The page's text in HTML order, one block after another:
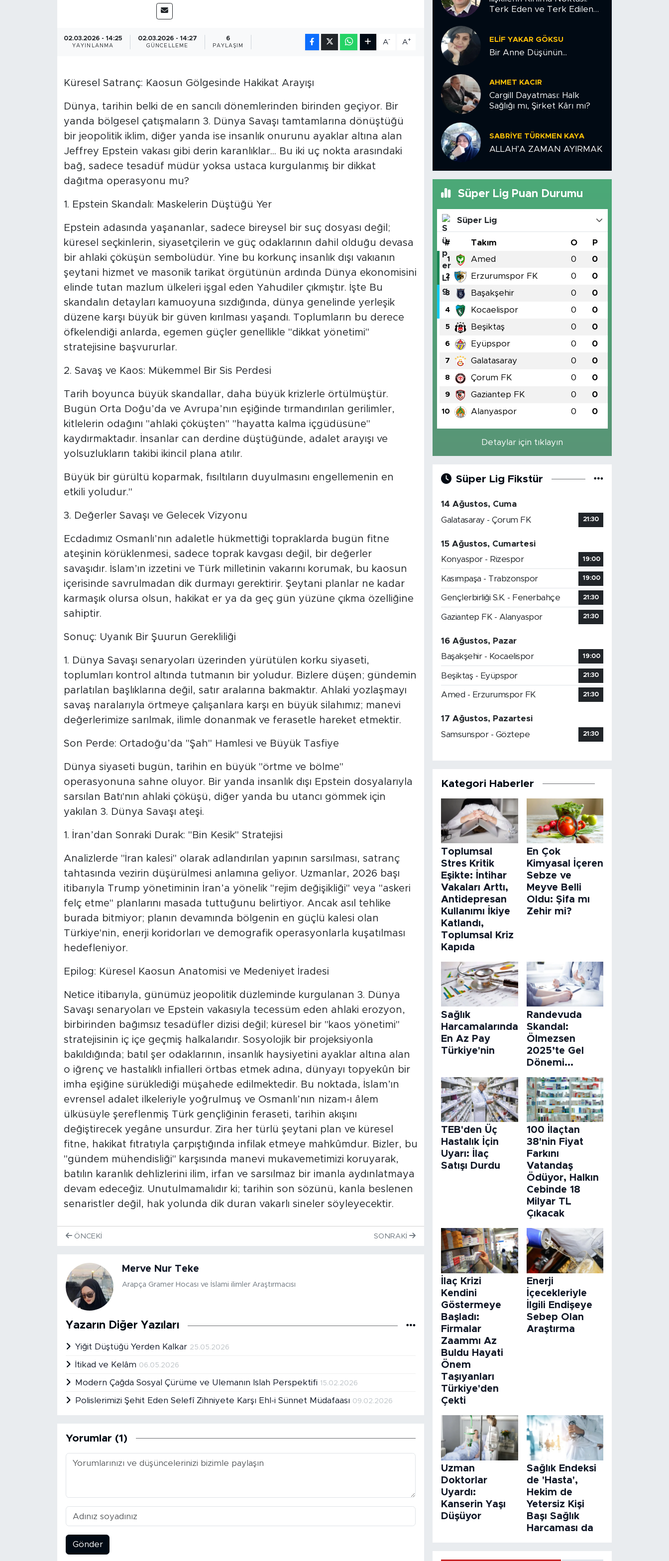
02.03.2026 - 14:25
YAYINLANMA
02.03.2026 - 14:27
GÜNCELLEME
6
PAYLAŞIM
A- A+
Küresel Satranç: Kaosun Gölgesinde Hakikat Arayışı
Dünya, tarihin belki de en sancılı dönemlerinden birinden geçiyor. Bir
yanda bölgesel çatışmaların 3. Dünya Savaşı tamtamlarına dönüştüğü
bir jeopolitik iklim, diğer yanda ise insanlık onurunu ayaklar altına alan
Jeffrey Epstein vakası gibi derin karanlıklar... Bu iki uç nokta arasındaki
bağ, sadece tesadüf müdür yoksa ustaca kurgulanmış bir dikkat
dağıtma operasyonu mu?
1. Epstein Skandalı: Maskelerin Düştüğü Yer
Epstein adasında yaşananlar, sadece bireysel bir suç dosyası değil;
küresel seçkinlerin, siyasetçilerin ve güç odaklarının dahil olduğu devasa
bir ahlaki çöküşün sembolüdür. Yine bu korkunç insanlık dışı vakıanın
şeytani hizmet ve masonik tarikat örgütünün ardında Dünya ekonomisini
elinde tutan mazlum ülkeleri işgal eden Yahudiler çıkmıştır. İşte Bu
skandalın detayları kamuoyuna sızdığında, dünya genelinde yerleşik
düzene karşı büyük bir güven kırılması yaşandı. Toplumların bu derece
öfkelendiği anlarda, egemen güçler genellikle "dikkat yönetimi"
stratejisine başvururlar.
2. Savaş ve Kaos: Mükemmel Bir Sis Perdesi
Tarih boyunca büyük skandallar, daha büyük krizlerle örtülmüştür.
Bugün Orta Doğu’da ve Avrupa’nın eşiğinde tırmandırılan gerilimler,
kitlelerin odağını "ahlaki çöküşten" "hayatta kalma içgüdüsüne"
kaydırmaktadır. İnsanlar can derdine düştüğünde, adalet arayışı ve
yolsuzlukların takibi ikincil plana atılır.
Büyük bir gürültü koparmak, fısıltıların duyulmasını engellemenin en
etkili yoludur."
3. Değerler Savaşı ve Gelecek Vizyonu
Ecdadımız Osmanlı’nın adaletle hükmettiği topraklarda bugün fitne
ateşinin körüklenmesi, sadece toprak kavgası değil, bir değerler
savaşıdır. İslam’ın izzetini ve Türk milletinin vakarını korumak, bu kaosun
içerisinde savrulmadan dik durmayı gerektirir. Şeytani planlar ne kadar
karmaşık olursa olsun, hakikat er ya da geç gün yüzüne çıkma özelliğine
sahiptir.
Sonuç: Uyanık Bir Şuurun Gerekliliği
1. Dünya Savaşı senaryoları üzerinden yürütülen korku siyaseti,
toplumları kontrol altında tutmanın bir yoludur. Bizlere düşen; gündemin
parlatılan başlıklarına değil, satır aralarına bakmaktır. Ahlaki yozlaşmayı
savaş naralarıyla örtmeye çalışanlara karşı en büyük silahımız; manevi
değerlerimize sarılmak, ilimle donanmak ve ferasetle hareket etmektir.
Son Perde: Ortadoğu’da "Şah" Hamlesi ve Büyük Tasfiye
Dünya siyaseti bugün, tarihin en büyük "örtme ve bölme"
operasyonuna sahne oluyor. Bir yanda insanlık dışı Epstein dosyalarıyla
sarsılan Batı'nın ahlaki çöküşü, diğer yanda bu utancı gömmek için
yakılan 3. Dünya Savaşı ateşi.
1. İran’dan Sonraki Durak: "Bin Kesik" Stratejisi
Analizlerde "İran kalesi" olarak adlandırılan yapının sarsılması, satranç
tahtasında vezirin düşürülmesi anlamına geliyor. Uzmanlar, 2026 başı
itibarıyla Trump yönetiminin İran’a yönelik "rejim değişikliği" veya "askeri
felç etme" planlarını masada tuttuğunu belirtiyor. Ancak asıl tehlike
burada bitmiyor; planın devamında bölgenin en güçlü kalesi olan
Türkiye'nin, enerji koridorları ve demografik operasyonlarla kuşatılması
hedefleniyor.
Epilog: Küresel Kaosun Anatomisi ve Medeniyet İradesi
Netice itibarıyla, günümüz jeopolitik düzleminde kurgulanan 3. Dünya
Savaşı senaryoları ve Epstein vakasıyla tecessüm eden ahlaki erozyon,
birbirinden bağımsız tesadüfler dizisi değil; küresel bir "kaos yönetimi"
stratejisinin iç içe geçmiş halkalarıdır. Sosyolojik bir projeksiyonla
bakıldığında; batıl şer odaklarının, insanlık haysiyetini ayaklar altına alan
o iğrenç ve hastalıklı infialleri örtbas etmek adına, dünyayı topyekûn bir
imha eşiğine sürüklediği müşahede edilmektedir. Bu noktada, İslam’ın
evrensel adalet ilkeleriyle yoğrulmuş ve Osmanlı’nın nizam-ı âlem
ülküsüyle şereflenmiş Türk gençliğinin feraseti, tarihin akışını
değiştirecek yegâne unsurdur. Zira her türlü şeytani plan ve küresel
fitne, hakikat fıtratıyla çarpıştığında infilak etmeye mahkûmdur. Bizler, bu
"gündem mühendisliği" karşısında manevi mukavemetimizi koruyarak,
batılın karanlık dehlizlerini ilim, irfan ve sarsılmaz bir imanla aydınlatmaya
devam edeceğiz. Unutulmamalıdır ki; tarihin son sözünü, kanla beslenen
senaristler değil, hak yolunda dik duran vakarlı sineler söyleyecektir.
ÖNCEKI SONRAKI
Merve Nur Teke
Arapça Gramer Hocası ve İslami ilimler Araştırmacısı
Yazarın Diğer Yazıları
Yiğit Düştüğü Yerden Kalkar 25.05.2026
İtikad ve Kelâm 06.05.2026
Modern Çağda Sosyal Çürüme ve Ulemanın Islah Perspektifi 15.02.2026
Polislerimizi Şehit Eden Selefî Zihniyete Karşı Ehl-i Sünnet Müdafaası 09.02.2026
Yorumlar (1)
Gönder
Terk Eden ve Terk Edilen
ELIF YAKAR GÖKSU
Bir Anne Düşünün...
AHMET KACIR
Cargill Dayatması: Halk
Sağlığı mı, Şirket Kârı mı?
SABRIYE TÜRKMEN KAYA
ALLAH’A ZAMAN AYIRMAK
Süper Lig Puan Durumu
Süper Lig
# Takım O P
1 Amed 0 0
2 Erzurumspor FK 0 0
3 Başakşehir 0 0
4 Kocaelispor 0 0
5 Beşiktaş 0 0
6 Eyüpspor 0 0
7 Galatasaray 0 0
8 Çorum FK 0 0
9 Gaziantep FK 0 0
10 Alanyaspor 0 0
Detaylar için tıklayın
Süper Lig Fikstür
14 Ağustos, Cuma
Galatasaray - Çorum FK
21:30
15 Ağustos, Cumartesi
Konyaspor - Rizespor
19:00
Kasımpaşa - Trabzonspor 19:00
Gençlerbirliği S.K. - Fenerbahçe 21:30
Gaziantep FK - Alanyaspor 21:30
16 Ağustos, Pazar
Başakşehir - Kocaelispor
19:00
Beşiktaş - Eyüpspor 21:30
Amed - Erzurumspor FK 21:30
17 Ağustos, Pazartesi
Samsunspor - Göztepe
21:30
Kategori Haberler
Toplumsal
Stres Kritik
Eşikte: İntihar
Vakaları Arttı,
Antidepresan
Kullanımı İkiye
Katlandı,
Toplumsal Kriz
Kapıda
En Çok
Kimyasal İçeren
Sebze ve
Meyve Belli
Oldu: Şifa mı
Zehir mi?
Sağlık
Harcamalarında
En Az Pay
Türkiye'nin
Randevuda
Skandal:
Ölmezsen
2025’te Gel
Dönemi...
TEB'den Üç
Hastalık İçin
Uyarı: İlaç
Satışı Durdu
100 İlaçtan
38'nin Fiyat
Farkını
Vatandaş
Ödüyor, Halkın
Cebinde 18
Milyar TL
Çıkacak
İlaç Krizi
Kendini
Göstermeye
Başladı:
Firmalar
Zaammı Az
Buldu Hayati
Önem
Taşıyanları
Türkiye'den
Çekti
Enerji
İçecekleriyle
İlgili Endişeye
Sebep Olan
Araştırma
Uzman
Doktorlar
Uyardı:
Kanserin Yaşı
Düşüyor
Sağlık Endeksi
de 'Hasta',
Hekim de
Yetersiz Kişi
Başı Sağlık
Harcaması da
RÖPÖRTAJ
KÜLTÜR SANAT
TARİHTEN GÜNÜMÜZE
SİYASET
MEDYA KÖŞESİ
FOTO GALERİ
SOSYAL MEDYA